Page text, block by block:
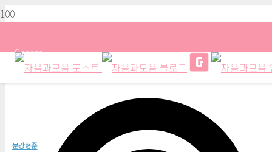
Search
파국의 지형학
문강형준